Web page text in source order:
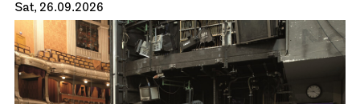
Sat, 26.09.2026